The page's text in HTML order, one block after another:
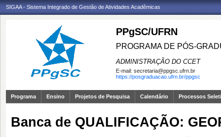
SIGAA - Sistema Integrado de Gestão de Atividades Acadêmicas
PPgSC/UFRN
PROGRAMA DE PÓS-
ADMINISTRAÇÃO DO CCET
E-mail: secretaria@ppgsc.ufrn.br
https://posgraduacao.ufrn.br/ppgsc
Programa Ensino Projetos de Pesquisa Calendário Processos
Banca de QUALIFICAÇÃO: